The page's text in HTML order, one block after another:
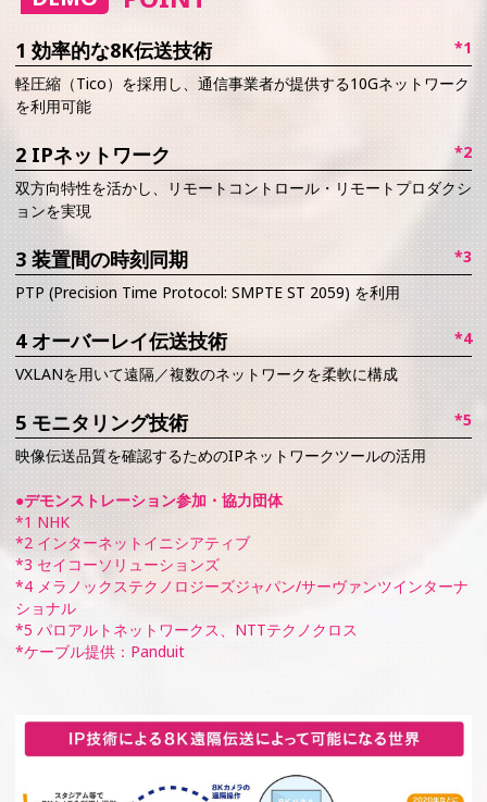
1 効率的な8K伝送技術
*1
軽圧縮（Tico）を採用し、通信事業者が提供する10Gネットワーク
を利用可能
2 IPネットワーク
*2
双方向特性を活かし、リモートコントロール・リモートプロダクシ
ョンを実現
3 装置間の時刻同期
*3
PTP (Precision Time Protocol: SMPTE ST 2059) を利用
4 オーバーレイ伝送技術
*4
VXLANを用いて遠隔／複数のネットワークを柔軟に構成
5 モニタリング技術
*5
映像伝送品質を確認するためのIPネットワークツールの活用
●デモンストレーション参加・協力団体
*1 NHK
*2 インターネットイニシアティブ
*3 セイコーソリューションズ
*4 メラノックステクノロジーズジャパン/サーヴァンツインターナ
ショナル
*5 パロアルトネットワークス、NTTテクノクロス
*ケーブル提供：Panduit